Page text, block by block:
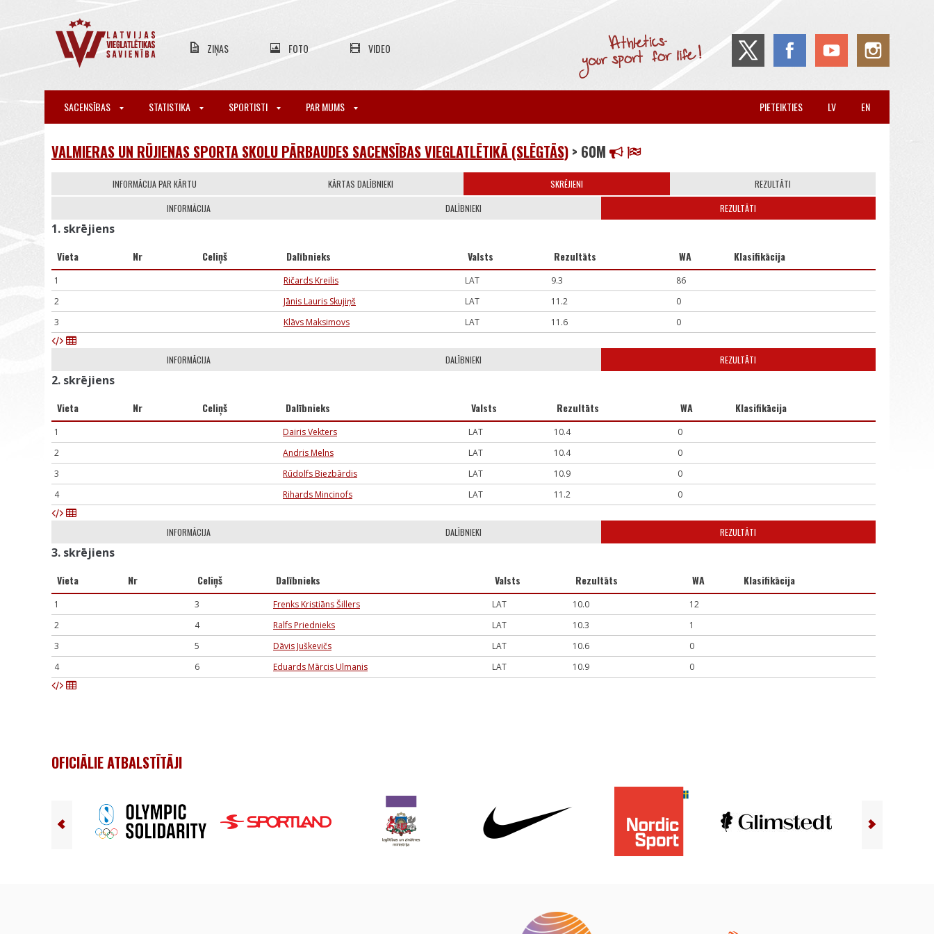
ZIŅAS FOTO VIDEO
SACENSĪBAS STATISTIKA SPORTISTI PAR MUMS EN
LV
PIETEIKTIES
VALMIERAS UN RŪJIENAS SPORTA SKOLU PĀRBAUDES SACENSĪBAS VIEGLATLĒTIKĀ (SLĒGTĀS) > 60M
INFORMĀCIJA PAR KĀRTU KĀRTAS DALĪBNIEKI SKRĒJIENI REZULTĀTI
INFORMĀCIJA DALĪBNIEKI REZULTĀTI
1. skrējiens
Vieta Nr Celiņš Dalībnieks Valsts Rezultāts WA Klasifikācija
1 Ričards Kreilis LAT 9.3
86
2
Jānis Lauris Skujiņš LAT 11.2
0
3
Klāvs Maksimovs LAT 11.6 0
INFORMĀCIJA DALĪBNIEKI REZULTĀTI
2. skrējiens
Vieta Nr Celiņš Dalībnieks Valsts Rezultāts WA Klasifikācija
1 Dairis Vekters LAT 10.4
0
2
Andris Melns LAT 10.4
0
3
Rūdolfs Biezbārdis LAT 10.9
0
4
Rihards Mincinofs LAT 11.2 0
INFORMĀCIJA DALĪBNIEKI REZULTĀTI
3. skrējiens
Vieta Nr Celiņš Dalībnieks Valsts Rezultāts WA Klasifikācija
1 3 Frenks Kristiāns Šillers LAT 10.0
12
2
4 Ralfs Priednieks LAT 10.3
1
3
5 Dāvis Juškevičs LAT 10.6
0
4
6 Eduards Mārcis Ulmanis LAT 10.9 0
OFICIĀLIE ATBALSTĪTĀJI